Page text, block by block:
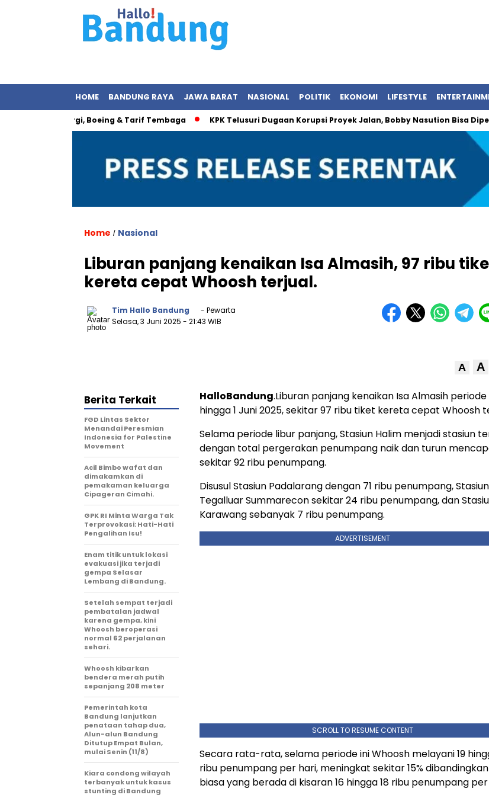
HOME BANDUNG RAYA JAWA BARAT NASIONAL POLITIK EKONOMI LIFESTYLE
Energi, Boeing & Tarif Tembaga KPK Telusuri Dugaan Korupsi Proyek Jalan, Bobby Nasution Bisa Diperiksa
Home / Nasional
Liburan panjang kenaikan Isa Almasih, 97 ribu
kereta cepat Whoosh terjual.
Tim Hallo Bandung
- Pewarta
Selasa, 3 Juni 2025 - 21:43 WIB
A A
HalloBandung.Liburan panjang kenaikan Isa Almasih periode
hingga 1 Juni 2025, sekitar 97 ribu tiket kereta cepat Whoosh
Selama periode libur panjang, Stasiun Halim menjadi stasiun
dengan total pergerakan penumpang naik dan turun
sekitar 92 ribu penumpang.
Disusul Stasiun Padalarang dengan 71 ribu penumpang, Stasiun
Tegalluar Summarecon sekitar 24 ribu penumpang, dan
Karawang sebanyak 7 ribu penumpang.
ADVERTISEMENT
SCROLL TO RESUME CONTENT
Secara rata-rata, selama periode ini Whoosh melayani 19
ribu penumpang per hari, meningkat sekitar 15%
biasa yang berada di kisaran 16 hingga 18 ribu penumpang
Berita Terkait
FGD Lintas Sektor
Menandai Peresmian
Indonesia for Palestine
Movement
Acil Bimbo wafat dan
dimakamkan di
pemakaman keluarga
Cipageran Cimahi.
GPK RI Minta Warga Tak
Terprovokasi: Hati-Hati
Pengalihan Isu!
Enam titik untuk lokasi
evakuasi jika terjadi
gempa Selasar
Lembang di Bandung.
Setelah sempat terjadi
pembatalan jadwal
karena gempa, kini
Whoosh beroperasi
normal 62 perjalanan
sehari.
Whoosh kibarkan
bendera merah putih
sepanjang 208 meter
Pemerintah kota
Bandung lanjutkan
penataan tahap dua,
Alun-alun Bandung
Ditutup Empat Bulan,
mulai Senin (11/8)
Kiara condong wilayah
terbanyak untuk kasus
stunting di Bandung